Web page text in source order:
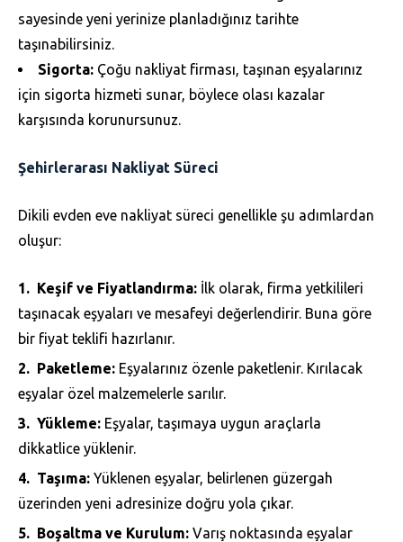
sayesinde yeni yerinize planladığınız tarihte
taşınabilirsiniz.
Sigorta: Çoğu nakliyat firması, taşınan eşyalarınız
için sigorta hizmeti sunar, böylece olası kazalar
karşısında korunursunuz.
Şehirlerarası Nakliyat Süreci
Dikili evden eve nakliyat süreci genellikle şu adımlardan
oluşur:
Keşif ve Fiyatlandırma: İlk olarak, firma yetkilileri
taşınacak eşyaları ve mesafeyi değerlendirir. Buna göre
bir fiyat teklifi hazırlanır.
Paketleme: Eşyalarınız özenle paketlenir. Kırılacak
eşyalar özel malzemelerle sarılır.
Yükleme: Eşyalar, taşımaya uygun araçlarla
dikkatlice yüklenir.
Taşıma: Yüklenen eşyalar, belirlenen güzergah
üzerinden yeni adresinize doğru yola çıkar.
Boşaltma ve Kurulum: Varış noktasında eşyalar